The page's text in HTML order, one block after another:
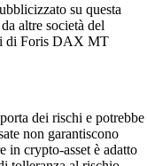
su questa
altre società del
di Foris DAX MT
dei rischi e potrebbe
non garantiscono
in crypto-asset è adatto